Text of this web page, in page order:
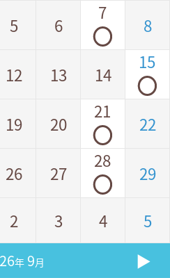
5 6
7
◯
8
12 13 14
15
◯
19 20
21
◯ 22
26 27
28
◯ 29
2 3 4 5
年 9月
▶